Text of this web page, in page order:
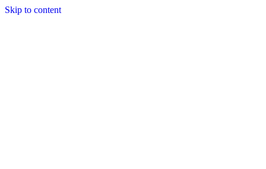
Skip to content